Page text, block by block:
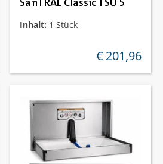
Inhalt: 1 Stück
regulärer preis:
€ 201,96